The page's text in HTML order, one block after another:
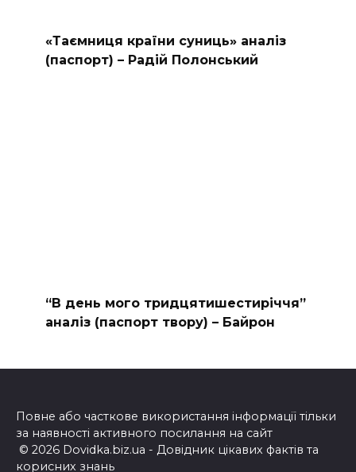
«Таємниця країни суниць» аналіз
(паспорт) – Радій Полонський
“В день мого тридцятишестиріччя”
аналіз (паспорт твору) – Байрон
Повне або часткове використання інформації тільки
за наявності активного посилання на сайт
© 2026 Dovidka.biz.ua - Довідник цікавих фактів та
корисних знань